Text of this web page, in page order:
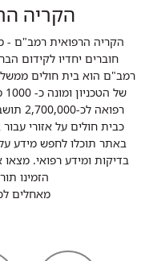
הקריה
הקריה הרפואית רמב"ם -
חוברים יחדיו לקידום
רמב"ם הוא בית חולים
כבית חולים על אזורי עבור 12 בתי חולים בצפון מדינת ישראל.
באתר תוכלו לחפש מידע על
בדיקות ומידע רפואי.
הזמינו
מאחלים